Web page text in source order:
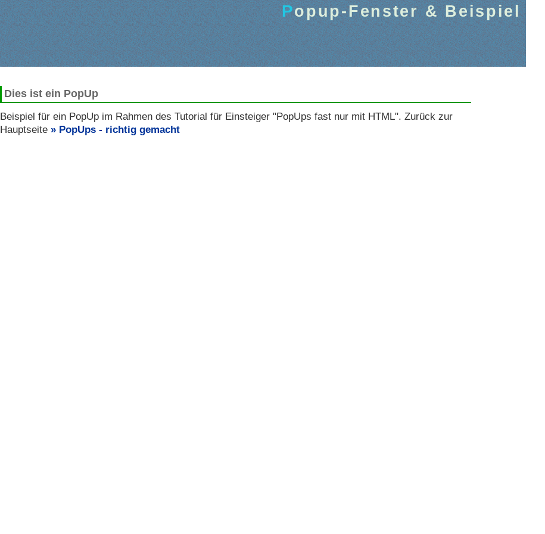
Popup-Fenster & Beispiel
Dies ist ein PopUp
Beispiel für ein PopUp im Rahmen des Tutorial für Einsteiger "PopUps fast nur mit HTML". Zurück zur
Hauptseite
PopUps - richtig gemacht